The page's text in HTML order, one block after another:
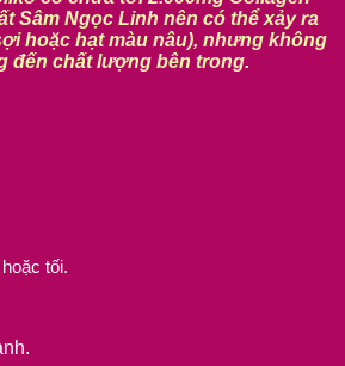
Sâm Ngọc Linh nên có thể xảy ra
hoặc hạt màu nâu), nhưng không
đến chất lượng bên trong.
tối.